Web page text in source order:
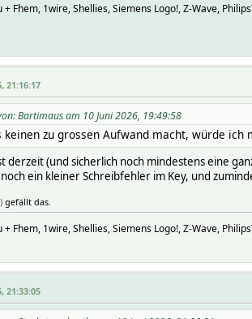
+ Fhem, 1wire, Shellies, Siemens Logo!, Z-Wave,
21:16:17
Bartimaus am 10 Juni 2026, 19:49:58
keinen zu grossen Aufwand macht, würde
derzeit (und sicherlich noch mindestens eine
ein kleiner Schreibfehler im Key, und
gefällt das.
+ Fhem, 1wire, Shellies, Siemens Logo!, Z-Wave,
21:33:05